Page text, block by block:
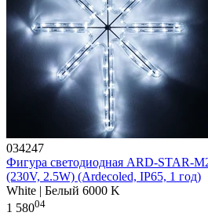
034247
Фигура cветодиодная ARD-STAR-
(230V, 2.5W) (Ardecoled, IP65, 1 год)
White | Белый 6000 K
1 58004